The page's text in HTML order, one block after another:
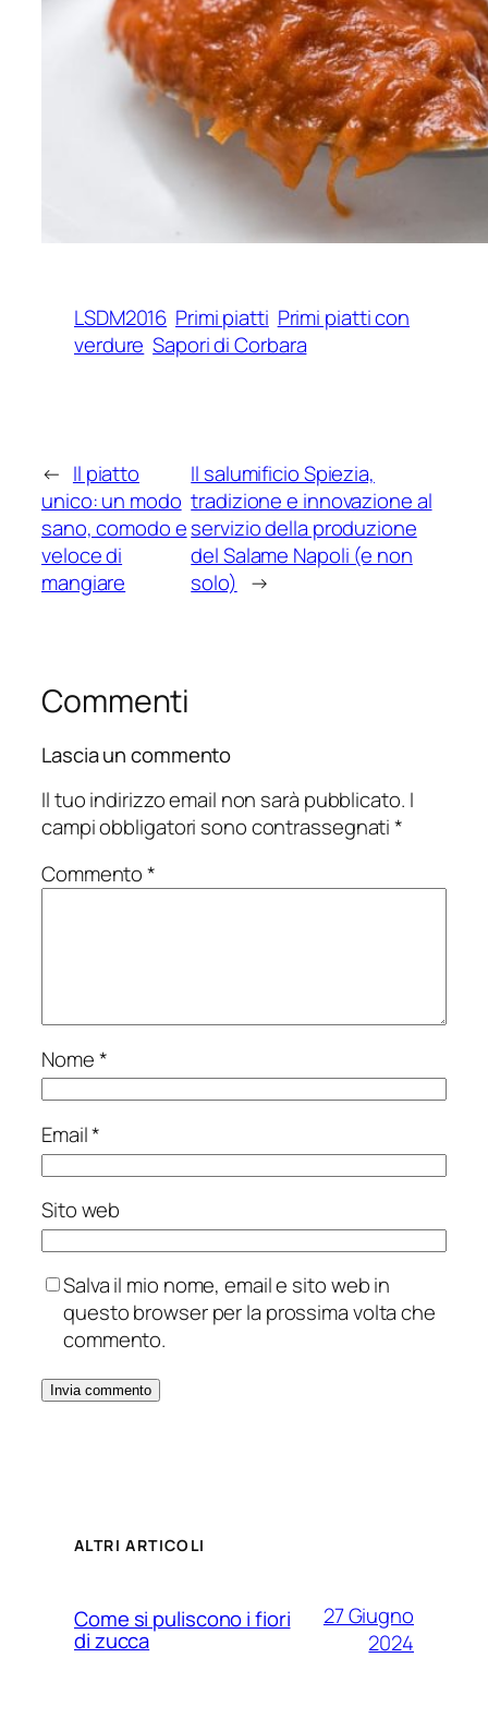
LSDM2016 Primi piatti Primi piatti con
verdure Sapori di Corbara
← Il piatto
unico: un modo
sano, comodo e
veloce di
mangiare
Il salumificio Spiezia,
tradizione e innovazione al
servizio della produzione
del Salame Napoli (e non
solo) →
Commenti
Lascia un commento
Il tuo indirizzo email non sarà pubblicato. I
campi obbligatori sono contrassegnati*
Commento*
Nome*
Email*
Sito web
Salva il mio nome, email e sito web in
questo browser per la prossima volta che
commento.
ALTRI ARTICOLI
Come si puliscono i fiori
di zucca
27 Giugno
2024